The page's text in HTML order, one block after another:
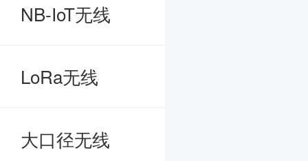
NB-IoT无线
LoRa无线
大口径无线